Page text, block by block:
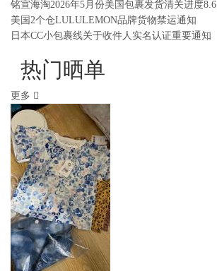
铭宣海淘2026年5月份美国包裹发货清关进度8.6
美国2个仓LULULEMON品牌货物禁运通知
日本CC小包裹线关于收件人实名认证重要通知
热门晒单
更多